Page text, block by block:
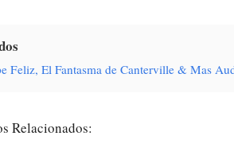
Feliz, El Fantasma de Canterville & Mas
Relacionados: